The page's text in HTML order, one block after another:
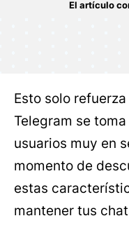
Esto solo
Telegram se
usuarios muy en
momento de
estas
mantener tus